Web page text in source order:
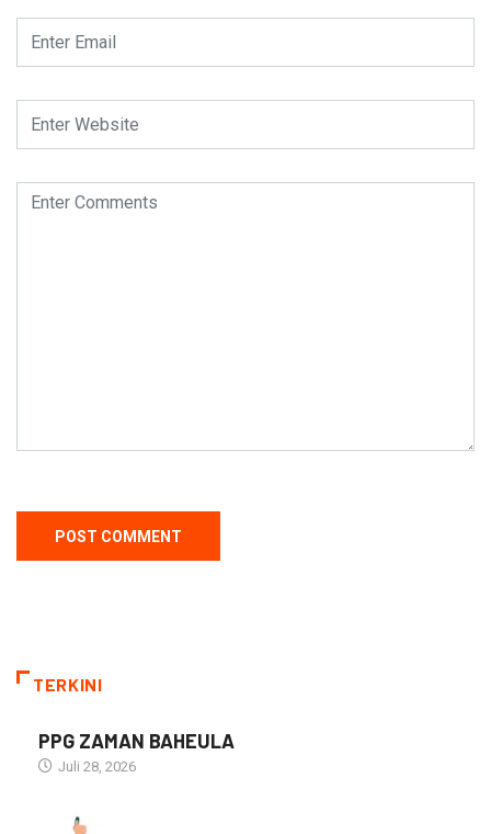
TERKINI
PPG ZAMAN BAHEULA
Juli 28, 2026